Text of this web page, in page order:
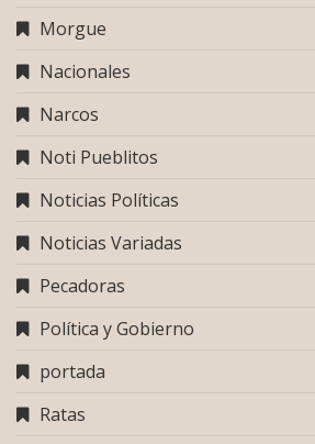
Morgue
Nacionales
Narcos
Noti Pueblitos
Noticias Políticas
Noticias Variadas
Pecadoras
Política y Gobierno
portada
Ratas